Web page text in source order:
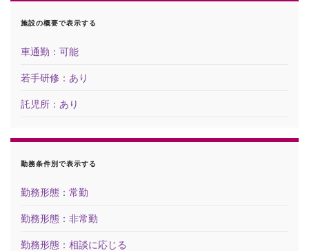
施設の概要で表示する
車通勤：可能
若手研修：あり
託児所：あり
勤務条件別で表示する
勤務形態：常勤
勤務形態：非常勤
勤務形態：相談に応じる